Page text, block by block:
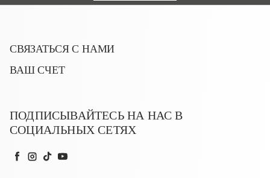
СВЯЗАТЬСЯ С НАМИ
ВАШ СЧЕТ
ПОДПИСЫВАЙТЕСЬ НА НАС В
СОЦИАЛЬНЫХ СЕТЯХ
Facebook
Instagram
TikTokYouTube